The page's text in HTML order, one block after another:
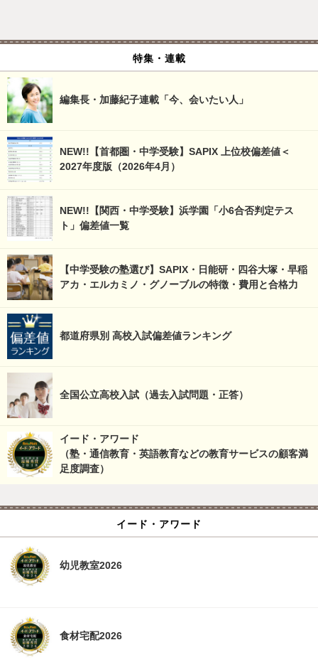
特集・連載
編集長・加藤紀子連載「今、会いたい人」
NEW!!【首都圏・中学受験】SAPIX 上位校偏差値＜
2027年度版（2026年4月）
NEW!!【関西・中学受験】浜学園「小6合否判定テス
ト」偏差値一覧
【中学受験の塾選び】SAPIX・日能研・四谷大塚・早稲
アカ・エルカミノ・グノーブルの特徴・費用と合格力
都道府県別 高校入試偏差値ランキング
全国公立高校入試（過去入試問題・正答）
イード・アワード
（塾・通信教育・英語教育などの教育サービスの顧客満
足度調査）
イード・アワード
幼児教室2026
食材宅配2026